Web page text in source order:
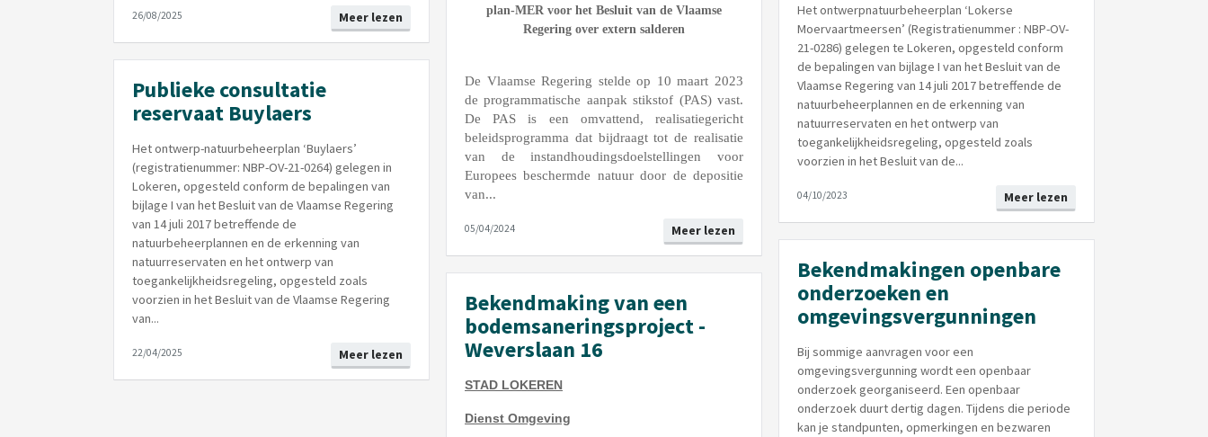
Meer lezen
26/08/2025
Publieke consultatie
reservaat Buylaers
Het ontwerp-natuurbeheerplan ‘Buylaers’
(registratienummer: NBP-OV-21-0264) gelegen in
Lokeren, opgesteld conform de bepalingen van
bijlage I van het Besluit van de Vlaamse Regering
van 14 juli 2017 betreffende de
natuurbeheerplannen en de erkenning van
natuurreservaten en het ontwerp van
toegankelijkheidsregeling, opgesteld zoals
voorzien in het Besluit van de Vlaamse Regering
van...
Meer lezen
22/04/2025
plan-MER voor het Besluit van de Vlaamse
Regering over extern salderen
De Vlaamse Regering stelde op 10 maart 2023
de programmatische aanpak stikstof (PAS) vast.
De PAS is een omvattend, realisatiegericht
beleidsprogramma dat bijdraagt tot de realisatie
van de instandhoudingsdoelstellingen voor
Europees beschermde natuur door de depositie
van...
Meer lezen
05/04/2024
Bekendmaking van een
bodemsaneringsproject -
Weverslaan 16
STAD LOKEREN
Dienst Omgeving
Het ontwerpnatuurbeheerplan ‘Lokerse
Moervaartmeersen’ (Registratienummer : NBP-OV-
21-0286) gelegen te Lokeren, opgesteld conform
de bepalingen van bijlage I van het Besluit van de
Vlaamse Regering van 14 juli 2017 betreffende de
natuurbeheerplannen en de erkenning van
natuurreservaten en het ontwerp van
toegankelijkheidsregeling, opgesteld zoals
voorzien in het Besluit van de...
Meer lezen
04/10/2023
Bekendmakingen openbare
onderzoeken en
omgevingsvergunningen
Bij sommige aanvragen voor een
omgevingsvergunning wordt een openbaar
onderzoek georganiseerd. Een openbaar
onderzoek duurt dertig dagen. Tijdens die periode
kan je standpunten, opmerkingen en bezwaren